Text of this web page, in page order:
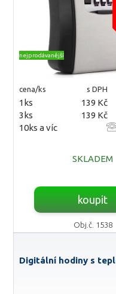
nejprodávanější
cena/ks s DPH
1ks 139 Kč
3ks
139 Kč
10ks a víc
SKLADEM
koupit
Obj.č. 1538
Digitální hodiny s